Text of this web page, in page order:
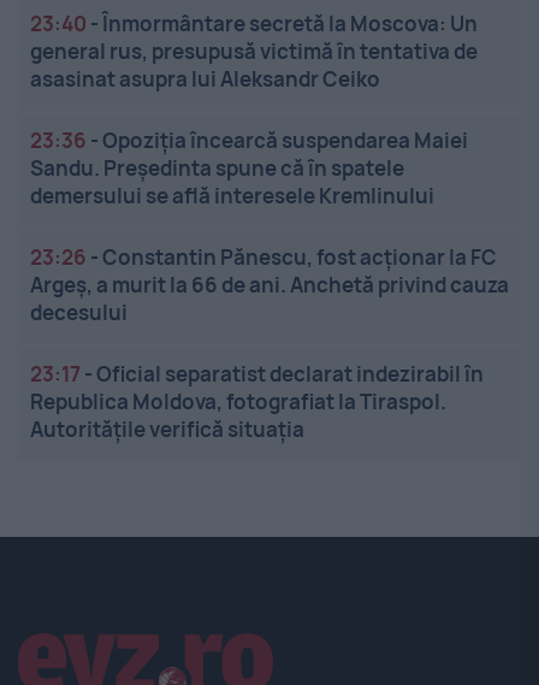
23:40 -Înmormântare secretă la Moscova: Un
general rus, presupusă victimă în tentativa de
asasinat asupra lui Aleksandr Ceiko
23:36 -Opoziția încearcă suspendarea Maiei
Sandu. Președinta spune că în spatele
demersului se află interesele Kremlinului
23:26 -Constantin Pănescu, fost acționar la FC
Argeș, a murit la 66 de ani. Anchetă privind cauza
decesului
23:17 -Oficial separatist declarat indezirabil în
Republica Moldova, fotografiat la Tiraspol.
Autoritățile verifică situația
Linkuri utile